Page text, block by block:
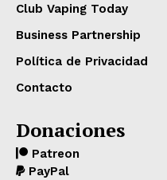
Club Vaping Today
Business Partnership
Política de Privacidad
Contacto
Donaciones
Patreon
PayPal